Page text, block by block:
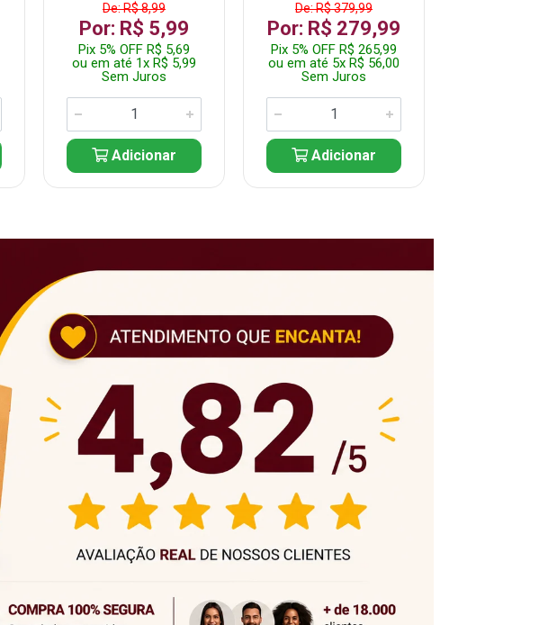
De: R$ 8,99
Por: R$ 5,99
Pix 5% OFF R$ 5,69
ou em até 1x R$ 5,99
Sem Juros
Adicionar
De: R$ 379,99
Por: R$ 279,99
Pix 5% OFF R$ 265,99
ou em até 5x R$ 56,00
Sem Juros
Adicionar